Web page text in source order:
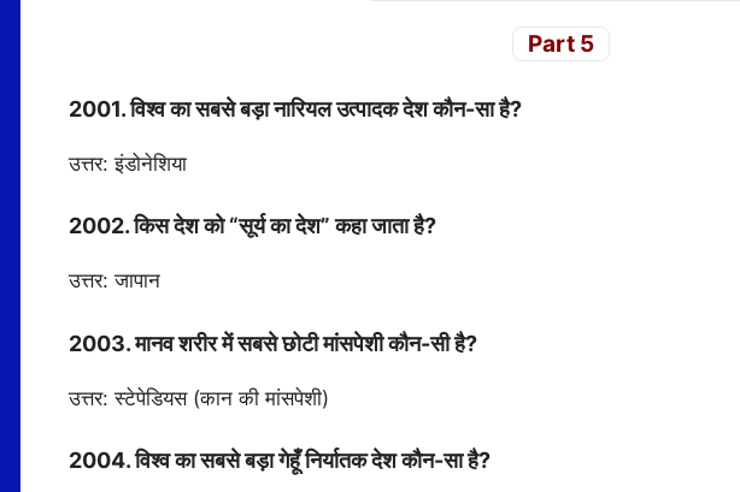
Part 5
2001. विश्व का सबसे बड़ा नारियल उत्पादक देश कौन-सा है?
उत्तर: इंडोनेशिया
2002. किस देश को “सूर्य का देश” कहा जाता है?
उत्तर: जापान
2003. मानव शरीर में सबसे छोटी मांसपेशी कौन-सी है?
उत्तर: स्टेपेडियस (कान की मांसपेशी)
2004. विश्व का सबसे बड़ा गेहूँ निर्यातक देश कौन-सा है?